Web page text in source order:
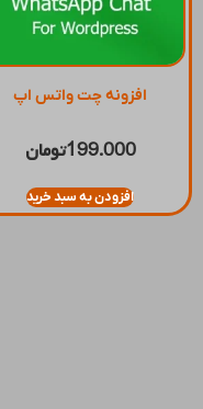
افزونه چت واتس اپ
199.000تومان
افزودن به سبد خرید